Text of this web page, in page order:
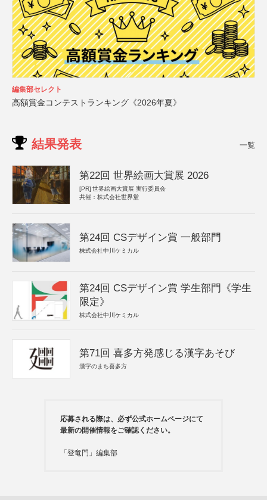
編集部セレクト
高額賞金コンテストランキング《2026年夏》
結果発表 一覧
第22回 世界絵画大賞展 2026
[PR] 世界絵画大賞展 実行委員会
共催：株式会社世界堂
第24回 CSデザイン賞 一般部門
株式会社中川ケミカル
第24回 CSデザイン賞 学生部門《学生
限定》
株式会社中川ケミカル
第71回 喜多方発感じる漢字あそび
漢字のまち喜多方
応募される際は、必ず公式ホームページにて
最新の開催情報をご確認ください。
「登竜門」編集部